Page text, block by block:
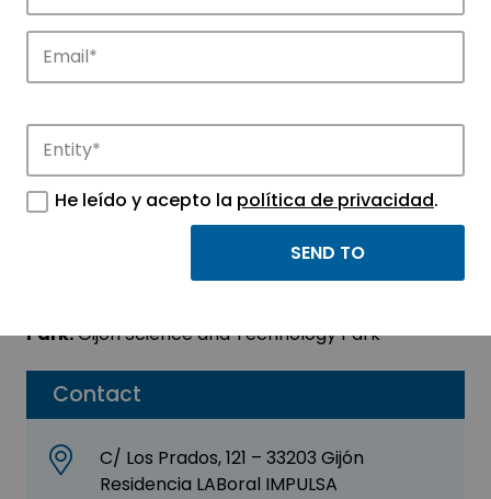
Companies
Discover the companies that drive
Contact
C/ Los Prados, 121 – 33203 Gijón
Residencia LABoral IMPULSA
MAREA DE GENTE
Park:Gijon Science and Technology Park
He leído y acepto la política de privacidad.